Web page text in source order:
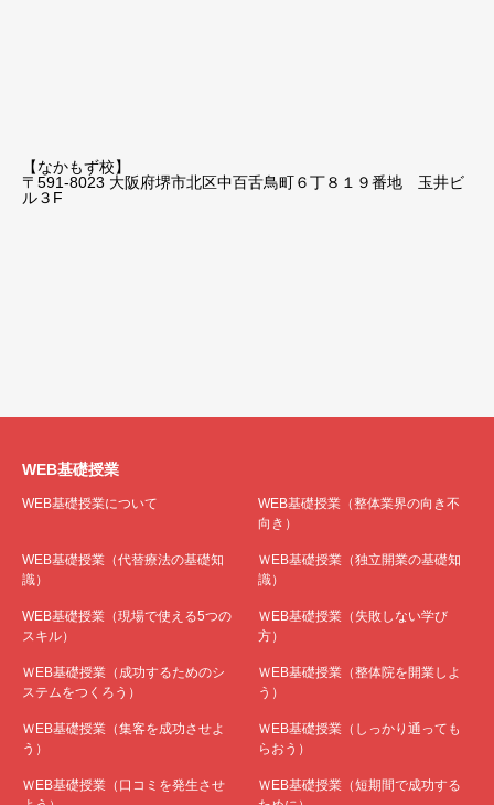
【なかもず校】
〒591-8023 大阪府堺市北区中百舌鳥町６丁８１９番地 玉井ビ
ル３F
WEB基礎授業
WEB基礎授業について
WEB基礎授業（整体業界の向き不
向き）
WEB基礎授業（代替療法の基礎知
識）
ＷEB基礎授業（独立開業の基礎知
識）
WEB基礎授業（現場で使える5つの
スキル）
ＷEB基礎授業（失敗しない学び
方）
ＷEB基礎授業（成功するためのシ
ステムをつくろう）
ＷEB基礎授業（整体院を開業しよ
う）
ＷEB基礎授業（集客を成功させよ
う）
ＷEB基礎授業（しっかり通っても
らおう）
ＷEB基礎授業（口コミを発生させ
ＷEB基礎授業（短期間で成功する